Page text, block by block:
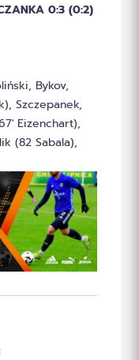
0:3 (0:2)
Bykov,
Szczepanek,
Eizenchart),
(82 Sabala),